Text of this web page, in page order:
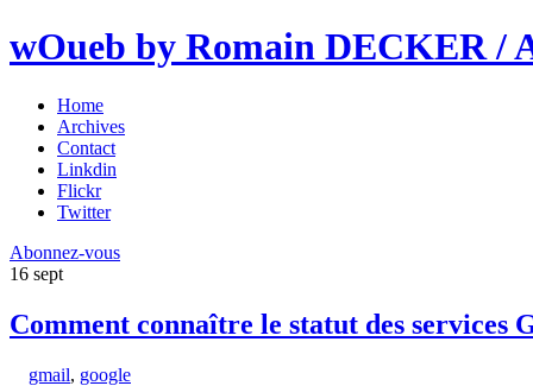
wOueb by Romain DECKER /
Home
Archives
Contact
Linkdin
Flickr
Twitter
Abonnez-vous
16 sept
Comment connaître le statut des services
gmail, google